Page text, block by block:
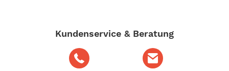
Kundenservice & Beratung